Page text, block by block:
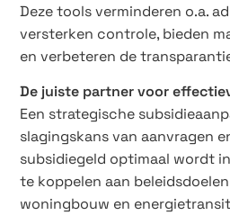
Deze tools verminderen o.a.
versterken controle, bieden
en verbeteren de
De juiste partner voor
Een strategische
slagingskans van aanvragen
subsidiegeld optimaal wordt
te koppelen aan
woningbouw en